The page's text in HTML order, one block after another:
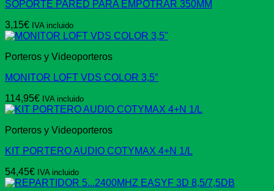
SOPORTE PARED PARA EMPOTRAR 350MM
3,15€ IVA incluido
Porteros y Videoporteros
MONITOR LOFT VDS COLOR 3,5″
114,95€ IVA incluido
Porteros y Videoporteros
KIT PORTERO AUDIO COTYMAX 4+N 1/L
54,45€ IVA incluido